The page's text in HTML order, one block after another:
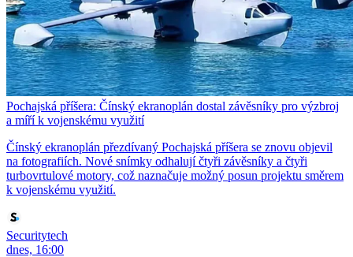
Pochajská příšera: Čínský ekranoplán dostal závěsníky pro výzbroj
a míří k vojenskému využití
Čínský ekranoplán přezdívaný Pochajská příšera se znovu objevil
na fotografiích. Nové snímky odhalují čtyři závěsníky a čtyři
turbovrtulové motory, což naznačuje možný posun projektu směrem
k vojenskému využití.
Securitytech
dnes, 16:00